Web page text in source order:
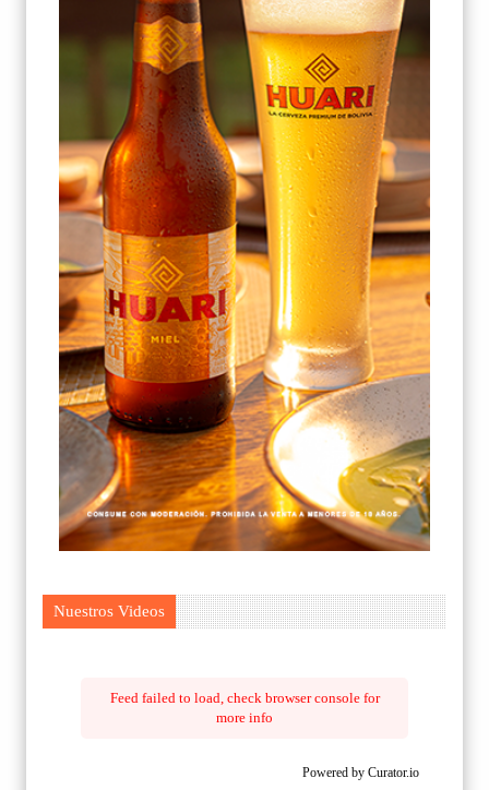
Nuestros Videos
Feed failed to load, check browser console for
more info
Powered by Curator.io